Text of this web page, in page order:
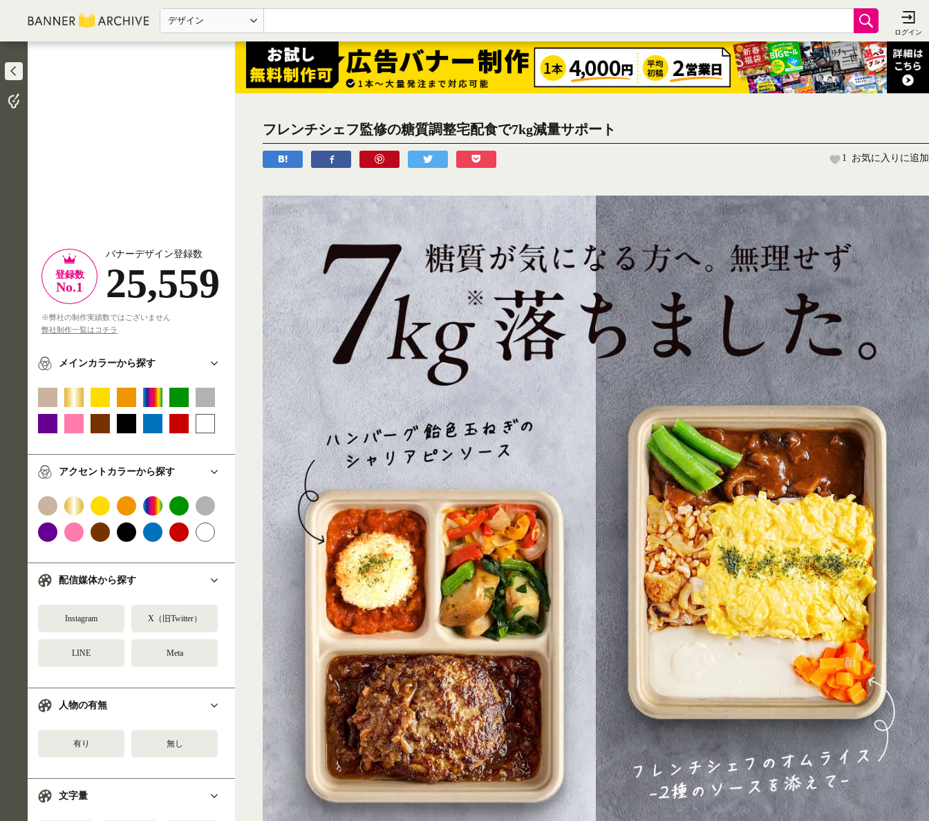
デザイン
登録数
No.1
バナーデザイン登録数
25,559
※弊社の制作実績数ではございません
弊社制作一覧はコチラ
メインカラーから探す
アクセントカラーから探す
配信媒体から探す
Instagram X（旧Twitter）
LINE Meta
人物の有無
有り 無し
文字量
フレンチシェフ監修の糖質調整宅配食で7kg減量サポート
1 お気に入りに追加